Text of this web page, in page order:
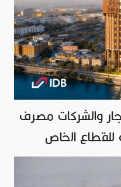
والشركات مصرف
للقطاع الخاص